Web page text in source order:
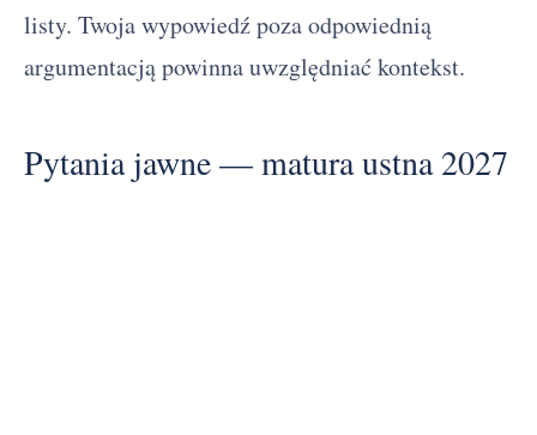
listy. Twoja wypowiedź poza odpowiednią
argumentacją powinna uwzględniać kontekst.
Pytania jawne — matura ustna 2027